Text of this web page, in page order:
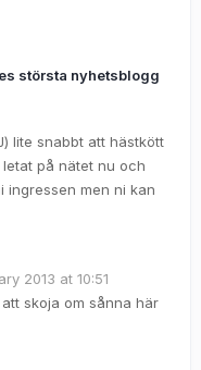
största nyhetsblogg
lite snabbt att hästkött
letat på nätet nu och
ingressen men ni kan
2013 at 10:51
skoja om sånna här